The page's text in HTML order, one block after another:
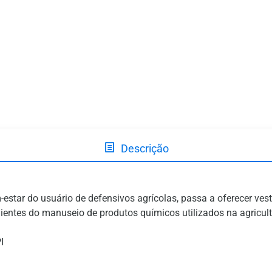
Descrição
do usuário de defensivos agrícolas, passa a oferecer
do manuseio de produtos químicos utilizados na